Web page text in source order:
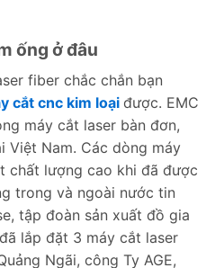
ống ở đâu
fiber chắc chắn bạn
cắt cnc kim loại được. EMC
máy cắt laser bàn đơn,
Việt Nam. Các dòng máy
chất lượng cao khi đã được
trong và ngoài nước tin
tập đoàn sản xuất đồ gia
lắp đặt 3 máy cắt laser
Ngãi, công Ty AGE,